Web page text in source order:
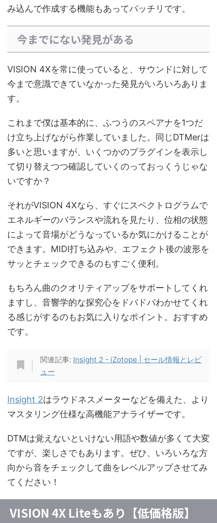
み込んで作成する機能もあってバッチリです。
今までにない発見がある
VISION 4Xを常に使っていると、サウンドに対して
今まで意識できていなかった発見がいろいろありま
す。
これまで僕は基本的に、ふつうのスペアナを1つだ
け立ち上げながら作業していました。同じDTMerは
多いと思いますが、いくつかのプラグインを表示し
て切り替えつつ確認していくのっておっくうじゃな
いですか？
それがVISION 4Xなら、すぐにスペクトログラムで
エネルギーのバランスや流れを見たり、位相の状態
によって音場がどうなっているか気にかけることが
できます。MIDI打ち込みや、エフェクト後の波形を
サッとチェックできるのもすごく便利。
もちろん曲のクオリティアップをサポートしてくれ
ますし、音響学的な探究心をドバドバわかせてくれ
る感じがするのもお気に入りなポイント。おすすめ
です。
関連記事: Insight 2 - iZotope | セール情報とレビ
ュー
Insight 2はラウドネスメーターなどを備えた、より
マスタリング仕様な高機能アナライザーです。
DTMは覚えないといけない用語や数値が多くて大変
ですが、楽しさでもあります。ぜひ、いろいろな方
向から音をチェックして曲をレベルアップさせてみ
てください！
VISION 4X Liteもあり【低価格版】